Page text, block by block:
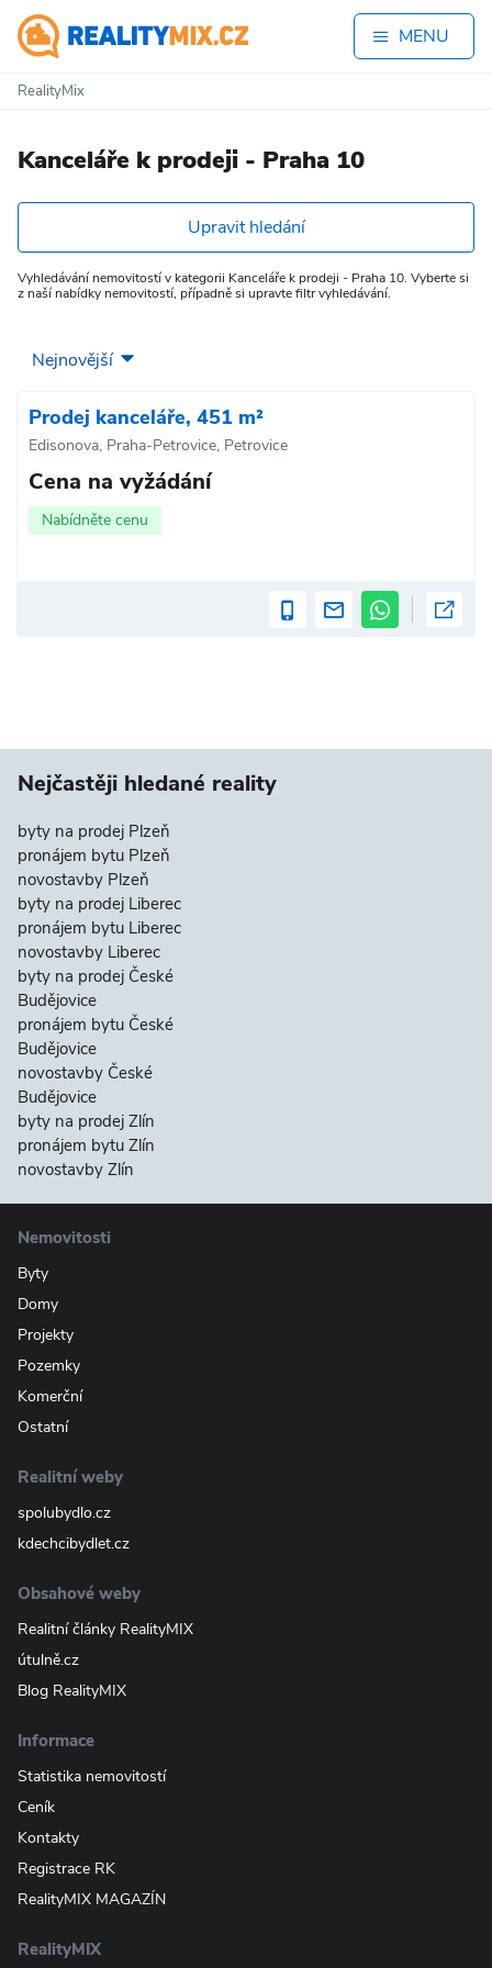
MENU
RealityMix
Kanceláře k prodeji - Praha 10
Upravit hledání
Vyhledávání nemovitostí v kategorii Kanceláře k prodeji - Praha 10. Vyberte si
z naší nabídky nemovitostí, případně si upravte filtr vyhledávání.
Prodej kanceláře, 451 m²
Edisonova, Praha-Petrovice, Petrovice
Cena na vyžádání
Nabídněte cenu
Nejčastěji hledané reality
byty na prodej Plzeň
pronájem bytu Plzeň
novostavby Plzeň
byty na prodej Liberec
pronájem bytu Liberec
novostavby Liberec
byty na prodej České
Budějovice
pronájem bytu České
Budějovice
novostavby České
Budějovice
byty na prodej Zlín
pronájem bytu Zlín
novostavby Zlín
Nemovitosti
Byty
Domy
Projekty
Pozemky
Komerční
Ostatní
Realitní weby
spolubydlo.cz
kdechcibydlet.cz
Obsahové weby
Realitní články RealityMIX
útulně.cz
Blog RealityMIX
Informace
Statistika nemovitostí
Ceník
Kontakty
Registrace RK
RealityMIX MAGAZÍN
RealityMIX